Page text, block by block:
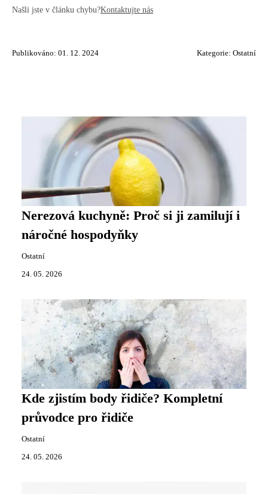
Našli jste v článku chybu?Kontaktujte nás
Publikováno: 01. 12. 2024 Kategorie: Ostatní
Nerezová kuchyně: Proč si ji zamilují i
náročné hospodyňky
Ostatní
24. 05. 2026
Kde zjistím body řidiče? Kompletní
průvodce pro řidiče
Ostatní
24. 05. 2026